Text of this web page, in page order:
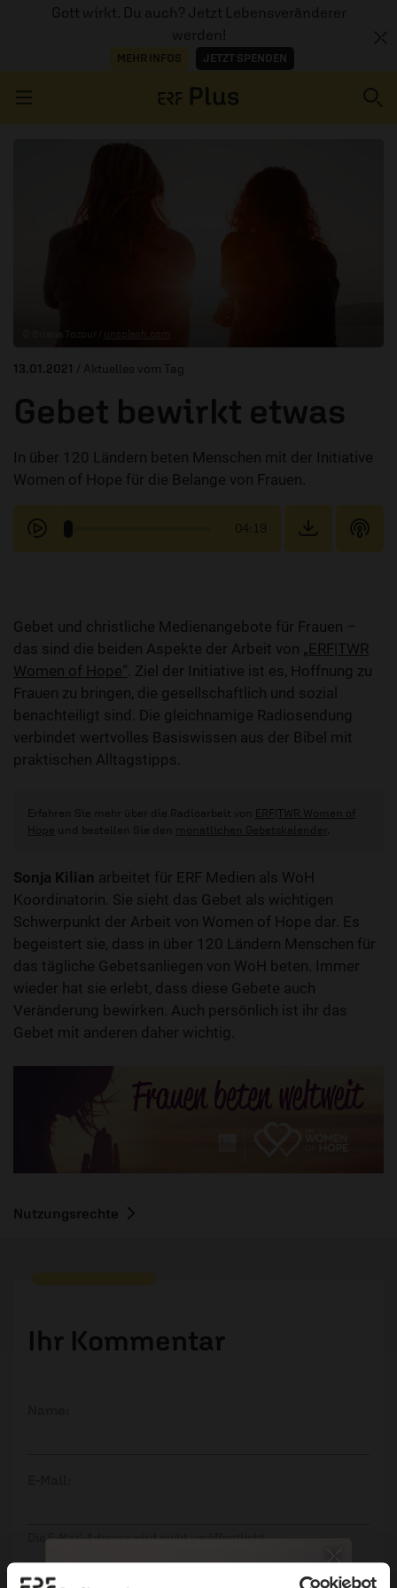
Gott wirkt. Du auch? Jetzt Lebensveränderer
werden!
MEHR INFOS JETZT SPENDEN
13.01.2021 / Aktuelles vom Tag
Gebet bewirkt etwas
In über 120 Ländern beten Menschen mit der Initiative
Women of Hope für die Belange von Frauen.
04:19
Gebet und christliche Medienangebote für Frauen –
das sind die beiden Aspekte der Arbeit von „ERF|TWR
Women of Hope“ . Ziel der Initiative ist es, Hoffnung zu
Frauen zu bringen, die gesellschaftlich und sozial
benachteiligt sind. Die gleichnamige Radiosendung
verbindet wertvolles Basiswissen aus der Bibel mit
praktischen Alltagstipps.
Erfahren Sie mehr über die Radioarbeit von
ERF|TWR Women of
Hope und bestellen Sie den monatlichen Gebetskalender .
Sonja Kilian arbeitet für ERF Medien als WoH
Koordinatorin. Sie sieht das Gebet als wichtigen
Schwerpunkt der Arbeit von Women of Hope dar. Es
begeistert sie, dass in über 120 Ländern Menschen für
das tägliche Gebetsanliegen von WoH beten. Immer
wieder hat sie erlebt, dass diese Gebete auch
Veränderung bewirken. Auch persönlich ist ihr das
Gebet mit anderen daher wichtig.
Nutzungsrechte
Ihr Kommentar
Die E-Mail-Adresse wird nicht veröffentlicht.